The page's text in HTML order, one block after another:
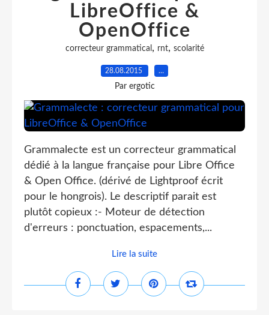
LibreOffice &
OpenOffice
correcteur grammatical , rnt, scolarité
28.08.2015 …
Par ergotic
Grammalecte est un correcteur grammatical
dédié à la langue française pour Libre Office
& Open Office. (dérivé de Lightproof écrit
pour le hongrois). Le descriptif parait est
plutôt copieux :- Moteur de détection
d'erreurs : ponctuation, espacements,...
Lire la suite